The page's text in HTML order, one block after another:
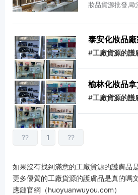
妝品貨源批發,歐
源廠家,可信賴,
詢,工廠直銷,值
泰安化妝品
#工廠貨源的護
榆林化妝品
#工廠貨源的護
?? 1 ??
如果沒有找到滿意的工廠貨源的護膚品
更多優質的工廠貨源的護膚品是真的嗎
應鏈官網（huoyuanwuyou.com）